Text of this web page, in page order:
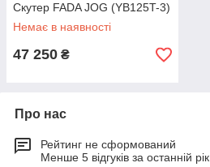
Скутер FADA JOG (YB125T-3)
Немає в наявності
47 250 ₴
Про нас
Рейтинг не сформований
Менше 5 відгуків за останній рік